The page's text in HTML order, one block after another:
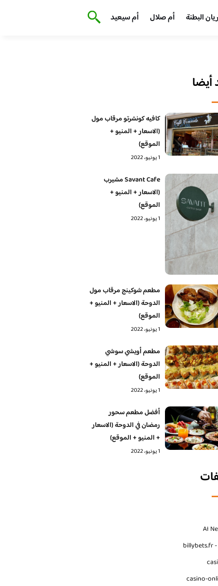
البطنة أم صلال أم سيعيد
كافيه كونشرتو مرقاب مول
(الاسعار + المنيو +
الموقع)
1 يونيو، 2022
Savant Cafe مشيرب
(الاسعار + المنيو +
الموقع)
1 يونيو، 2022
مطعم شوكينج مرقاب مول
الدوحة (الاسعار + المنيو +
الموقع)
1 يونيو، 2022
مطعم أويشي سوشي
الدوحة (الاسعار + المنيو +
الموقع)
1 يونيو، 2022
أفضل مطعم سحور
رمضان في الدوحة (الاسعار
+ المنيو + الموقع)
1 يونيو، 2022
AI
billybets.fr -
casino-